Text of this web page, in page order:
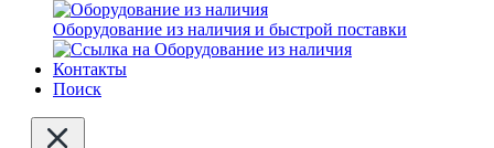
Оборудование из наличия и быстрой поставки
Контакты
Поиск